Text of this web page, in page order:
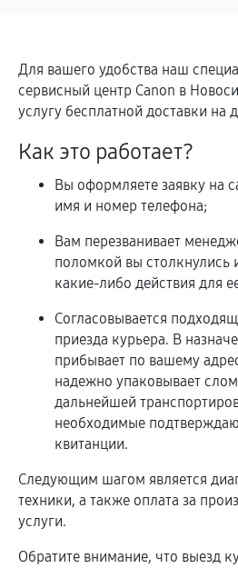
Для вашего удобства наш
сервисный центр Canon в
услугу бесплатной доставки на
Как это работает?
Вы оформляете заявку на
имя и номер телефона;
Вам перезванивает
поломкой вы столкнулись
какие-либо действия для
Согласовывается
приезда курьера. В
прибывает по вашему
надежно упаковывает
дальнейшей
необходимые
квитанции.
Следующим шагом является
техники, а также оплата за
услуги.
Обратите внимание, что выезд